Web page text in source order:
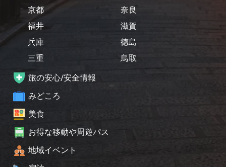
京都
福井
兵庫
三重
奈良
滋賀
徳島
鳥取
旅の安心/安全情報
みどころ
美食
お得な移動や周遊パス
地域イベント